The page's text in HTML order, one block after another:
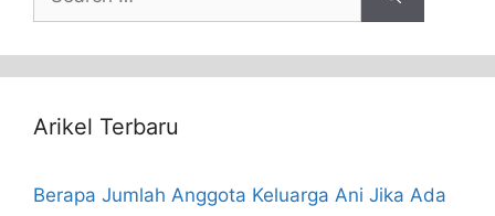
for:
Arikel Terbaru
Berapa Jumlah Anggota Keluarga Ani Jika Ada